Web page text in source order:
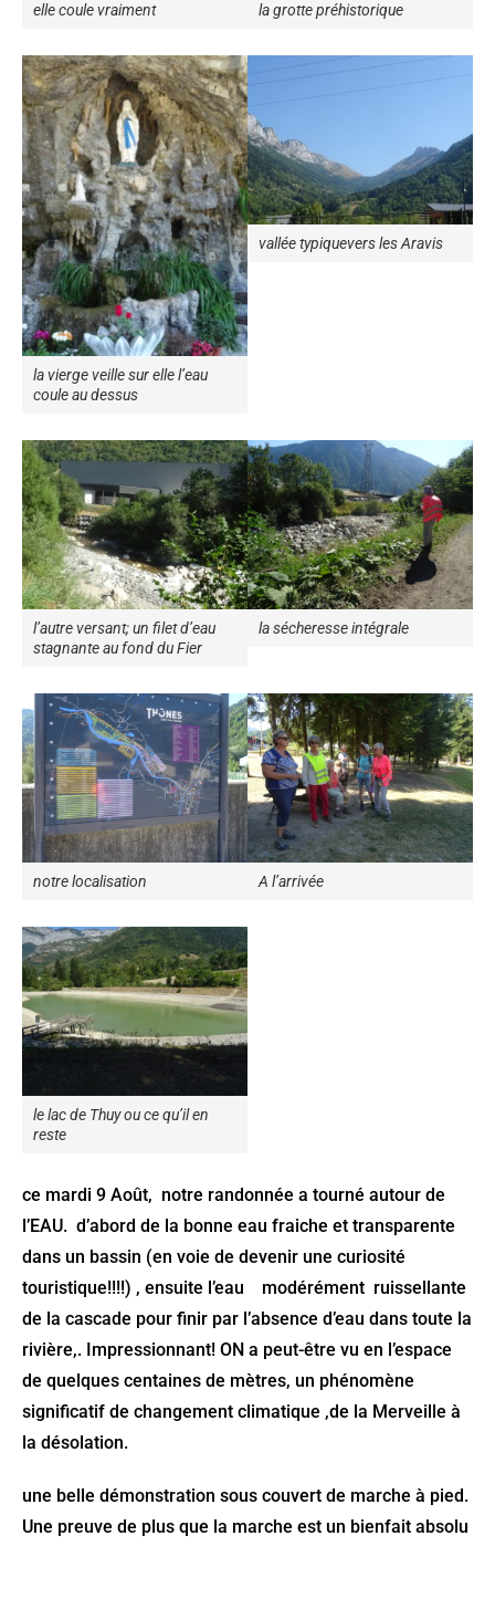
elle coule vraiment la grotte préhistorique
la vierge veille sur elle l’eau
coule au dessus
vallée typiquevers les Aravis
l’autre versant; un filet d’eau
stagnante au fond du Fier
la sécheresse intégrale
notre localisation A l’arrivée
le lac de Thuy ou ce qu’il en
reste
ce mardi 9 Août, notre randonnée a tourné autour de
l’EAU. d’abord de la bonne eau fraiche et transparente
dans un bassin (en voie de devenir une curiosité
touristique!!!!) , ensuite l’eau modérément ruissellante
de la cascade pour finir par l’absence d’eau dans toute la
rivière,. Impressionnant! ON a peut-être vu en l’espace
de quelques centaines de mètres, un phénomène
significatif de changement climatique ,de la Merveille à
la désolation.
une belle démonstration sous couvert de marche à pied.
Une preuve de plus que la marche est un bienfait absolu